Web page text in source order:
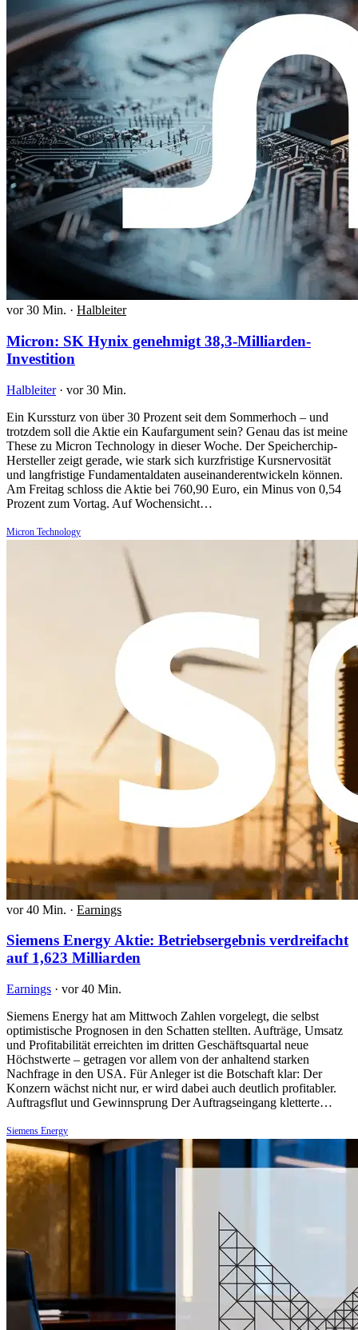
vor 30 Min. · Halbleiter
Micron: SK Hynix genehmigt 38,3-Milliarden-
Investition
Halbleiter · vor 30 Min.
Ein Kurssturz von über 30 Prozent seit dem Sommerhoch – und
trotzdem soll die Aktie ein Kaufargument sein? Genau das ist meine
These zu Micron Technology in dieser Woche. Der Speicherchip-
Hersteller zeigt gerade, wie stark sich kurzfristige Kursnervosität
und langfristige Fundamentaldaten auseinanderentwickeln können.
Am Freitag schloss die Aktie bei 760,90 Euro, ein Minus von 0,54
Prozent zum Vortag. Auf Wochensicht…
Micron Technology
vor 40 Min. · Earnings
Siemens Energy Aktie: Betriebsergebnis verdreifacht
auf 1,623 Milliarden
Earnings · vor 40 Min.
Siemens Energy hat am Mittwoch Zahlen vorgelegt, die selbst
optimistische Prognosen in den Schatten stellten. Aufträge, Umsatz
und Profitabilität erreichten im dritten Geschäftsquartal neue
Höchstwerte – getragen vor allem von der anhaltend starken
Nachfrage in den USA. Für Anleger ist die Botschaft klar: Der
Konzern wächst nicht nur, er wird dabei auch deutlich profitabler.
Auftragsflut und Gewinnsprung Der Auftragseingang kletterte…
Siemens Energy